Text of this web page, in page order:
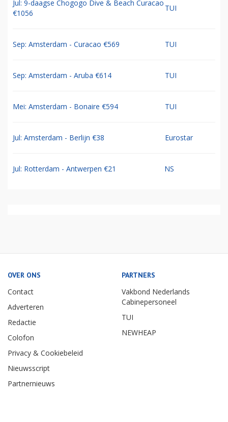
Jul: 9-daagse Chogogo Dive & Beach Curacao
€1056
TUI
Sep: Amsterdam - Curacao €569 TUI
Sep: Amsterdam - Aruba €614 TUI
Mei: Amsterdam - Bonaire €594 TUI
Jul: Amsterdam - Berlijn €38 Eurostar
Jul: Rotterdam - Antwerpen €21 NS
OVER ONS
Contact
Adverteren
Redactie
Colofon
Privacy & Cookiebeleid
Nieuwsscript
Partnernieuws
PARTNERS
Vakbond Nederlands
Cabinepersoneel
TUI
NEWHEAP